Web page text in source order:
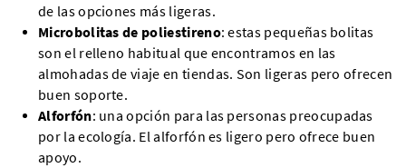
de las opciones más ligeras.
Microbolitas de poliestireno: estas pequeñas bolitas
son el relleno habitual que encontramos en las
almohadas de viaje en tiendas. Son ligeras pero ofrecen
buen soporte.
Alforfón: una opción para las personas preocupadas
por la ecología. El alforfón es ligero pero ofrece buen
apoyo.